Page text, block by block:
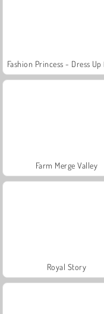
Farm Merge Valley
Royal Story